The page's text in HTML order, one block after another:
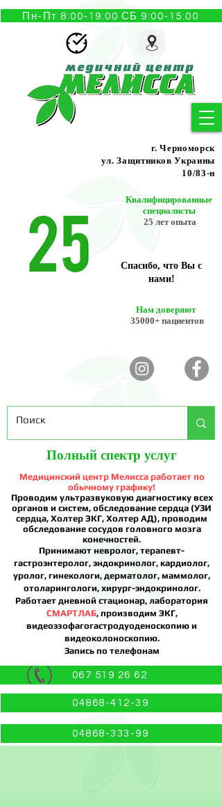
Пн-Пт 8:00-19:00 СБ 9:00-15:00
г. Черноморск
ул. Защитников Украины
10/83-н
Квалифицированные
специалисты
25 лет опыта
Нам доверяют
35000+ пациентов
Полный спектр услуг
Спасибо, что Вы с
нами!
Медицинский центр Мелисса работает по
обычному графику!
Проводим ультразвуковую диагностику всех
органов и систем, обследование сердца (УЗИ
сердца, Холтер ЭКГ, Холтер АД), проводим
обследование сосудов головного мозга
конечностей.
Принимают невролог, терапевт-
гастроэнтеролог, эндокринолог, кардиолог,
уролог, гинекологи, дерматолог, маммолог,
отоларингологи, хирург-эндокринолог.
Работает дневной стационар, лаборатория
СМАРТЛАБ, производим ЭКГ,
видеоэзофагогастродуоденоскопию и
видеоколоноскопию.
Запись по телефонам
067 519 26 62
04868-412-39
04868-333-99